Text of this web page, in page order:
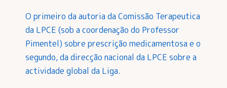
O primeiro da autoria da Comissão Terapeutica
da LPCE (sob a coordenação do Professor
Pimentel) sobre prescrição medicamentosa e o
segundo, da direcção nacional da LPCE sobre a
actividade global da Liga.